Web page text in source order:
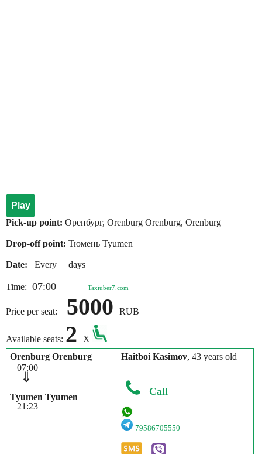
Play
Pick-up point: Оренбург, Orenburg Orenburg, Orenburg
Drop-off point: Тюмень Tyumen
Date: Every days
Time: 07:00 Taxiuber7.com
Price per seat: 5000 RUB
Available seats: 2
X
Orenburg Orenburg
07:00
⇓
Tyumen Tyumen
21:23
Haitboi Kasimov, 43 years old
Call
79586705550